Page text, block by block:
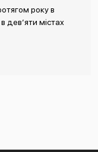
року в
дев’яти містах